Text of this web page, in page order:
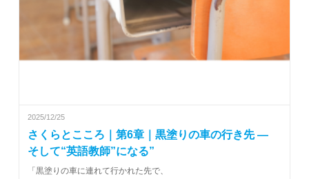
2025/12/25
さくらとこころ｜第6章｜黒塗りの車の行き先 ―
そして“英語教師”になる”
「黒塗りの車に連れて行かれた先で、